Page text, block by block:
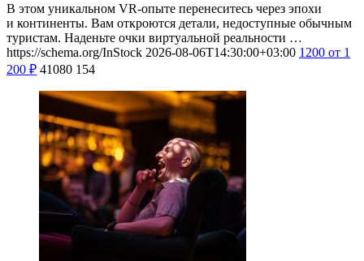
В этом уникальном VR-опыте перенеситесь через эпохи
и континенты. Вам откроются детали, недоступные обычным
туристам. Наденьте очки виртуальной реальности …
https://schema.org/InStock 2026-08-06T14:30:00+03:00 1200 от 1
200 ₽ 41080 154